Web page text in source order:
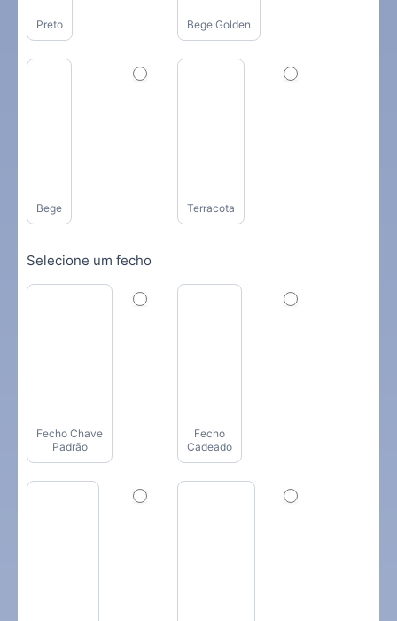
Preto Bege Golden
Bege Terracota
Selecione um fecho
Fecho Chave
Padrão
Fecho
Cadeado